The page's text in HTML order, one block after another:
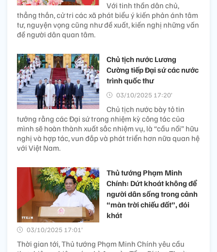
Với tinh thần dân chủ,
thẳng thắn, cử tri các xã phát biểu ý kiến phản ánh tâm
tư, nguyện vọng cũng như đề xuất, kiến nghị những vấn
đề người dân quan tâm.
Chủ tịch nước Lương
Cường tiếp Đại sứ các nước
trình quốc thư
03/10/2025 17:20’
Chủ tịch nước bày tỏ tin
tưởng rằng các Đại sứ trong nhiệm kỳ công tác của
mình sẽ hoàn thành xuất sắc nhiệm vụ, là “cầu nối” hữu
nghị và hợp tác, vun đắp và phát triển hơn nữa quan hệ
với Việt Nam.
Thủ tướng Phạm Minh
Chính: Dứt khoát không để
người dân sống trong cảnh
“màn trời chiếu đất”, đói
khát
03/10/2025 17:01’
Thời gian tới, Thủ tướng Phạm Minh Chính yêu cầu